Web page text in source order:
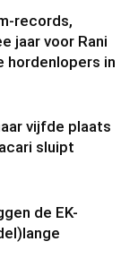
records,
jaar voor Rani
hordenlopers in
vijfde plaats
sluipt
de EK-